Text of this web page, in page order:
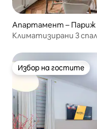
Апартамент – Париж
Климатизирани 3
Избор на гостите
Избор на гостите